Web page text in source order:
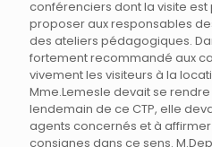
conférenciers dont la visite est
proposer aux responsables
des ateliers pédagogiques.
fortement recommandé aux
vivement les visiteurs à la
Mme.Lemesle devait se
lendemain de ce CTP, elle
agents concernés et à
consignes dans ce sens.